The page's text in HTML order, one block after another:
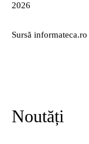
2026
Sursă informateca.ro
Noutăți